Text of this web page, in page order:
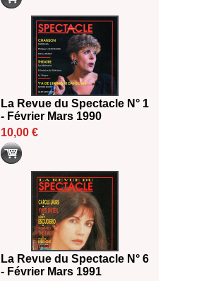
La Revue du Spectacle N° 1
- Février Mars 1990
10,00 €
La Revue du Spectacle N° 6
- Février Mars 1991